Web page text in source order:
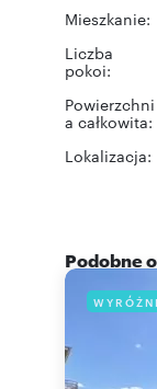
Mieszkanie:
Liczba
pokoi:
Powierzchni
a całkowita:
Lokalizacja:
Podobne